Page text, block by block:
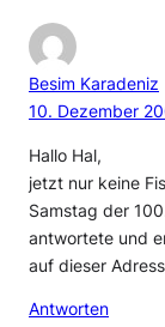
Besim Karadeniz
10. Dezember
Hallo Hal,
jetzt nur keine
Samstag der
antwortete und
auf dieser
Antworten